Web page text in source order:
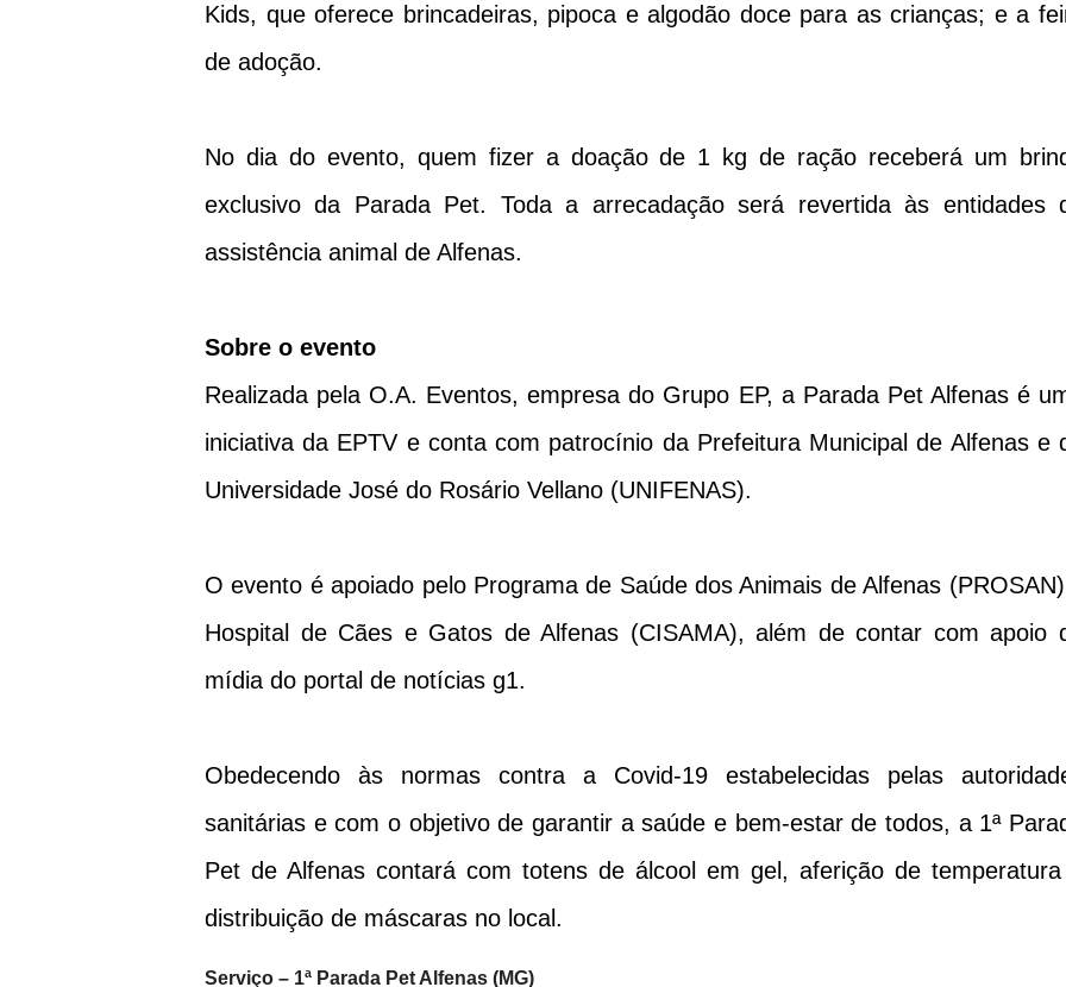
Kids, que oferece brincadeiras, pipoca e algodão doce para as crianças; e a
de adoção.
No dia do evento, quem fizer a doação de 1 kg de ração receberá um
exclusivo da Parada Pet. Toda a arrecadação será revertida às entidades
assistência animal de Alfenas.
Sobre o evento
Realizada pela O.A. Eventos, empresa do Grupo EP, a Parada Pet Alfenas é
iniciativa da EPTV e conta com patrocínio da Prefeitura Municipal de Alfenas e
Universidade José do Rosário Vellano (UNIFENAS).
O evento é apoiado pelo Programa de Saúde dos Animais de Alfenas
Hospital de Cães e Gatos de Alfenas (CISAMA), além de contar com apoio
mídia do portal de notícias g1.
Obedecendo às normas contra a Covid-19 estabelecidas pelas
sanitárias e com o objetivo de garantir a saúde e bem-estar de todos, a 1ª
Pet de Alfenas contará com totens de álcool em gel, aferição de
distribuição de máscaras no local.
Serviço – 1ª Parada Pet Alfenas (MG)